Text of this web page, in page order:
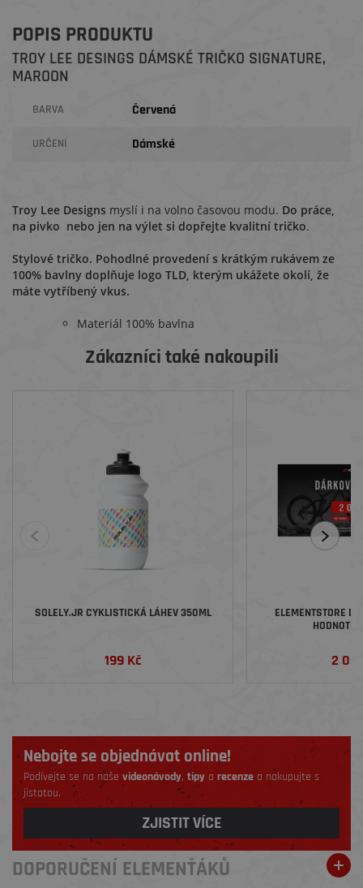
POPIS PRODUKTU
TROY LEE DESINGS DÁMSKÉ TRIČKO SIGNATURE,
MAROON
BARVA Červená
URČENÍ Dámské
Troy Lee Designs myslí i na volno časovou modu. Do práce,
na pivko nebo jen na výlet si dopřejte kvalitní tričko.
Stylové tričko. Pohodlné provedení s krátkým rukávem ze
100% bavlny doplňuje logo TLD, kterým ukážete okolí, že
máte vytříbený vkus.
Materiál 100% bavlna
Zákazníci také nakoupili
SOLELY.JR CYKLISTICKÁ LÁHEV 350ML
199 Kč
ELEMENTSTORE
2
Nebojte se objednávat online!
Podívejte se na naše videonávody,tipy a recenzea nakupujte s
jistotou.
ZJISTIT VÍCE
DOPORUČENÍ ELEMENŤÁKŮ